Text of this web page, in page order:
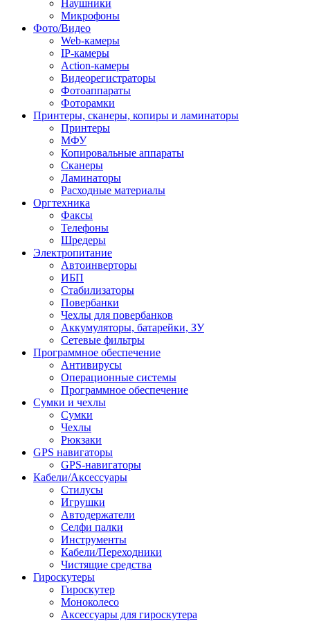
Наушники
Микрофоны
Фото/Видео
Web-камеры
IP-камеры
Action-камеры
Видеорегистраторы
Фотоаппараты
Фоторамки
Принтеры, сканеры, копиры и ламинаторы
Принтеры
МФУ
Копировальные аппараты
Сканеры
Ламинаторы
Расходные материалы
Оргтехника
Факсы
Телефоны
Шредеры
Электропитание
Автоинверторы
ИБП
Стабилизаторы
Повербанки
Чехлы для повербанков
Аккумуляторы, батарейки, ЗУ
Сетевые фильтры
Программное обеспечение
Антивирусы
Операционные системы
Программное обеспечение
Сумки и чехлы
Сумки
Чехлы
Рюкзаки
GPS навигаторы
GPS-навигаторы
Кабели/Аксессуары
Стилусы
Игрушки
Автодержатели
Селфи палки
Инструменты
Кабели/Переходники
Чистящие средства
Гироскутеры
Гироскутер
Моноколесо
Аксессуары для гироскутера